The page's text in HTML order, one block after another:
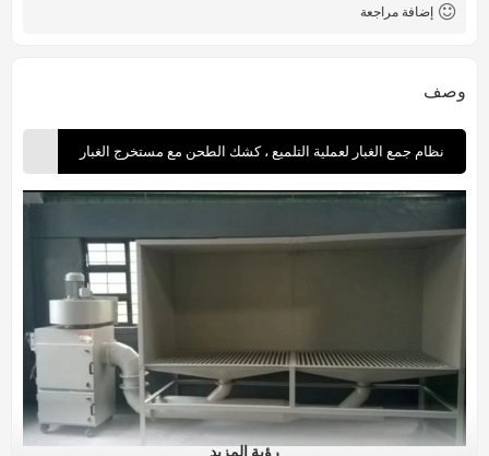
إضافة مراجعة
وصف
نظام جمع الغبار لعملية التلميع ، كشك الطحن مع مستخرج الغبار
رؤية المزيد